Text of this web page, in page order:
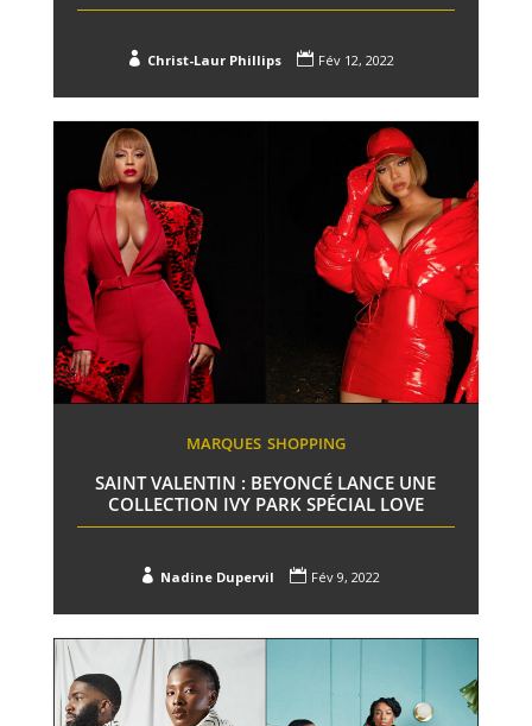
 Christ-Laur Phillips  Fév 12, 2022
MARQUES SHOPPING
SAINT VALENTIN : BEYONCÉ LANCE UNE
COLLECTION IVY PARK SPÉCIAL LOVE
 Nadine Dupervil  Fév 9, 2022